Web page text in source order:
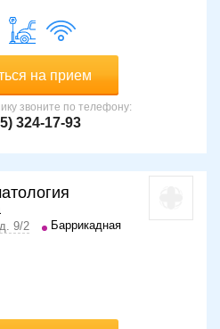
на прием
звоните по телефону:
324-17-93
9/2
Баррикадная